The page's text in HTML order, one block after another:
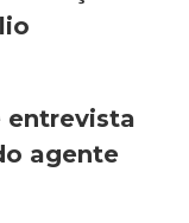
entrevista
agente